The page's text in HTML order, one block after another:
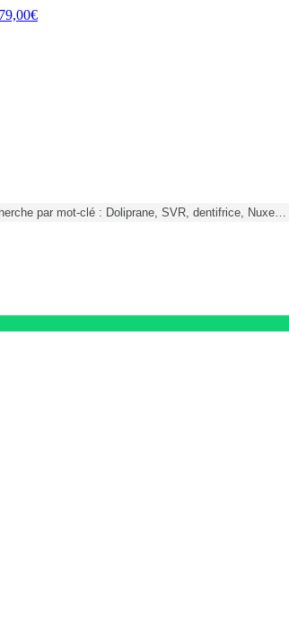
79,00€
par mot-clé : Doliprane, SVR, dentifrice, Nuxe…